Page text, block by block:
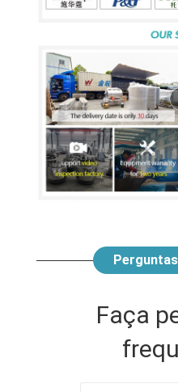
Faça